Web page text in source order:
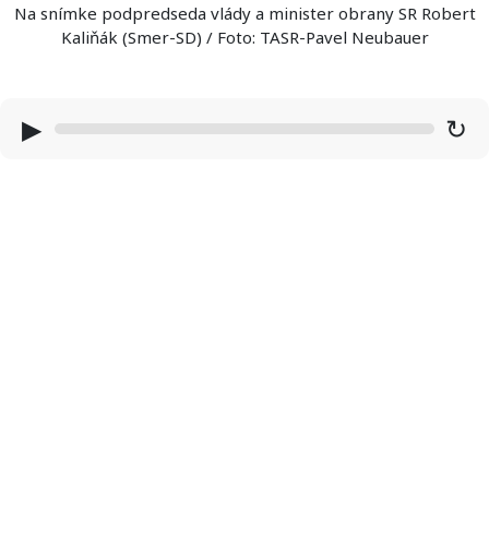
Na snímke podpredseda vlády a minister obrany SR Robert
Kaliňák (Smer-SD) / Foto: TASR-Pavel Neubauer
▶ ↻